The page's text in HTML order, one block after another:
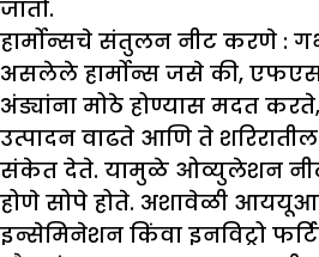
जातो.
हार्मोन्सचे संतुलन नीट करणे :
असलेले हार्मोन्स जसे की,
अंड्यांना मोठे होण्यास मदत
उत्पादन वाढते आणि ते
संकेत देते. यामुळे ओव्युलेशन नीट
होणे सोपे होते. अशावेळी
इन्सेमिनेशन किंवा इनविट्रो